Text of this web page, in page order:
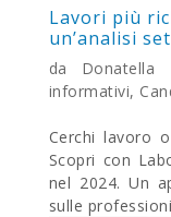
Lavori più
un’analisi
da Donatella
informativi,
Cerchi lavoro
Scopri con
nel 2024. Un
sulle